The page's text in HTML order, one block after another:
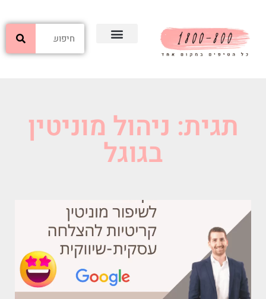
תגית: ניהול מוניטין
בגוגל